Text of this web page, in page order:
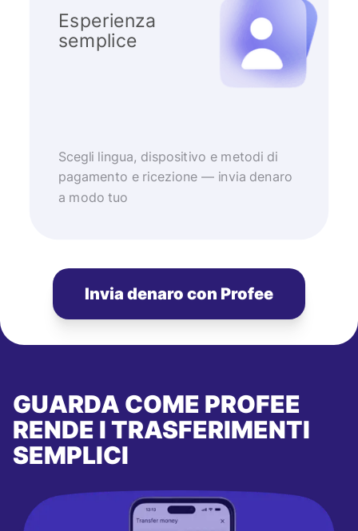
Esperienza
semplice
Scegli lingua, dispositivo e metodi di
pagamento e ricezione — invia denaro
a modo tuo
Invia denaro con Profee
GUARDA COME PROFEE
RENDE I TRASFERIMENTI
SEMPLICI